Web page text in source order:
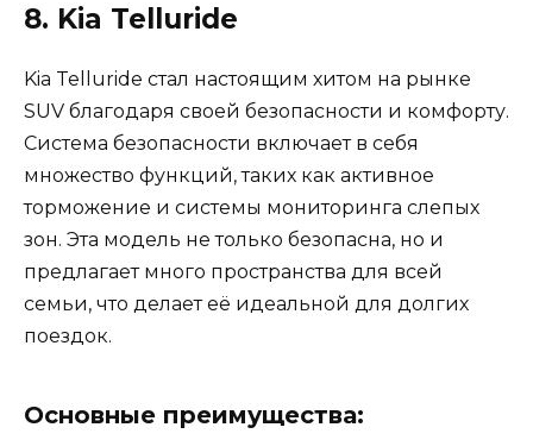
8. Kia Telluride
Kia Telluride стал настоящим хитом на рынке
SUV благодаря своей безопасности и комфорту.
Система безопасности включает в себя
множество функций, таких как активное
торможение и системы мониторинга слепых
зон. Эта модель не только безопасна, но и
предлагает много пространства для всей
семьи, что делает её идеальной для долгих
поездок.
Основные преимущества: